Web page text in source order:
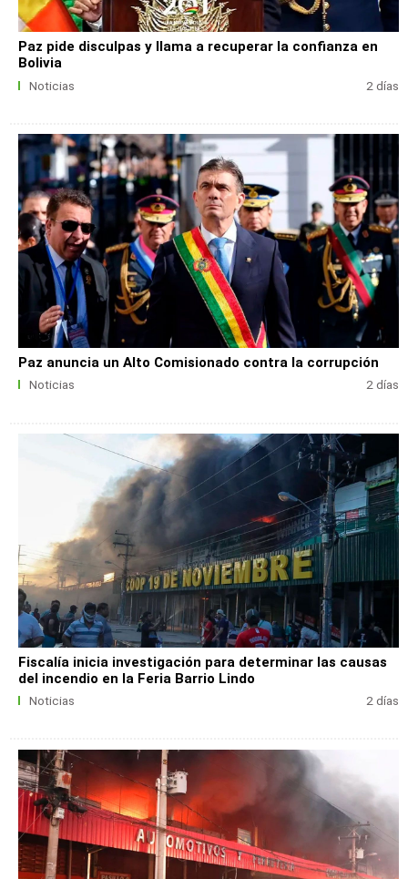
Paz pide disculpas y llama a recuperar la confianza en
Bolivia
Noticias 2 días
Paz anuncia un Alto Comisionado contra la corrupción
Noticias 2 días
Fiscalía inicia investigación para determinar las causas
del incendio en la Feria Barrio Lindo
Noticias 2 días